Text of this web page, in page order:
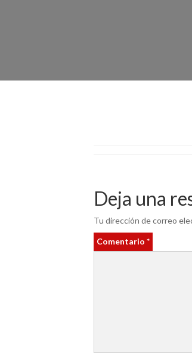
Deja una
Tu dirección de correo
Comentario *